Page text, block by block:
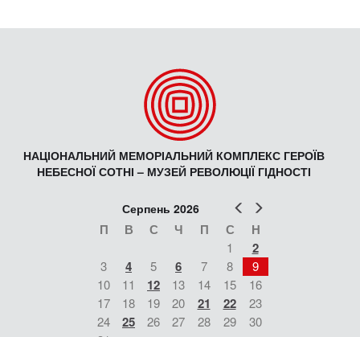
НАЦІОНАЛЬНИЙ МЕМОРІАЛЬНИЙ КОМПЛЕКС ГЕРОЇВ
НЕБЕСНОЇ СОТНІ – МУЗЕЙ РЕВОЛЮЦІЇ ГІДНОСТІ
Попер
Серпень 2026
П В С Ч П С Н
1 2
3 4 5 6 7 8
9
10
11 12 13 14 15
16
17
18 19 20 21 22
23
24
25 26 27 28 29
30